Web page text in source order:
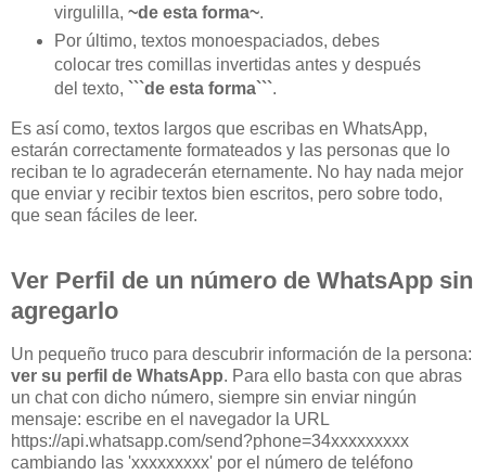
virgulilla, ~de esta forma~.
Por último, textos monoespaciados, debes
colocar tres comillas invertidas antes y después
del texto, ```de esta forma```.
Es así como, textos largos que escribas en WhatsApp,
estarán correctamente formateados y las personas que lo
reciban te lo agradecerán eternamente. No hay nada mejor
que enviar y recibir textos bien escritos, pero sobre todo,
que sean fáciles de leer.
Ver Perfil de un número de WhatsApp sin
agregarlo
Un pequeño truco para descubrir información de la persona:
ver su perfil de WhatsApp. Para ello basta con que abras
un chat con dicho número, siempre sin enviar ningún
mensaje: escribe en el navegador la URL
https://api.whatsapp.com/send?phone=34xxxxxxxxx
cambiando las 'xxxxxxxxx' por el número de teléfono